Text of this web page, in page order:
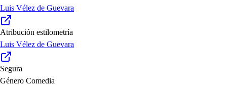
Luis Vélez de Guevara
Atribución estilometría
Luis Vélez de Guevara
Segura
Género Comedia